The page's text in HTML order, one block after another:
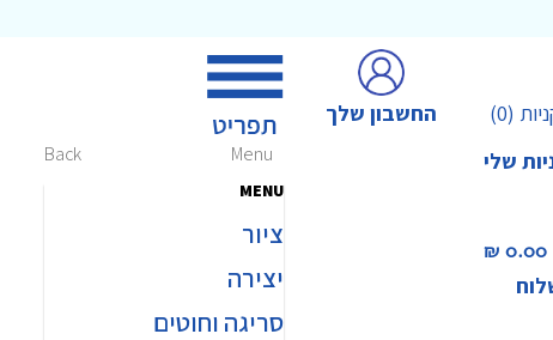
Menu
Back
MENU
ציור
יצירה
סריגה וחוטים
החשבון שלך (0)
שלי
0.00 ₪‎